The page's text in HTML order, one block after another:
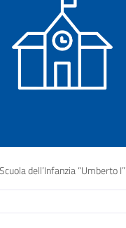
Scuola dell’Infanzia “Umberto I”